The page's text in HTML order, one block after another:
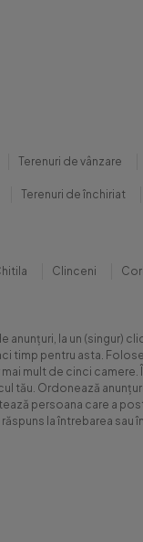
Terenuri de vânzare
Terenuri de închiriat
Clinceni
la un (singur)
timp pentru asta.
mult de cinci
tău. Ordonează
persoana care a
la întrebarea